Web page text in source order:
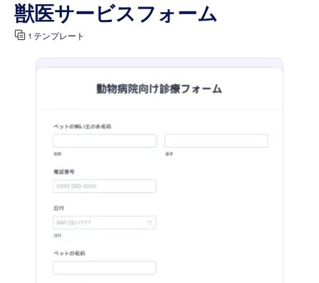
獣医サービスフォーム
1 テンプレート